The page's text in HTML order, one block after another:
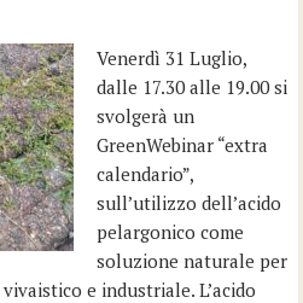
Venerdì 31 Luglio,
dalle 17.30 alle 19.00 si
svolgerà un
GreenWebinar “extra
calendario”,
sull’utilizzo dell’acido
pelargonico come
soluzione naturale per
e industriale. L’acido